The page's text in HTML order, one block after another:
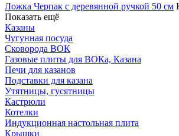
Ложка Черпак с деревянной ручкой 50 см
Показать ещё
Казаны
Чугунная посуда
Сковорода ВОК
Газовые плиты для ВОКа, Казана
Печи для казанов
Подставки для казана
Утятницы, гусятницы
Кастрюли
Котелки
Индукционная настольная плита
Крышки